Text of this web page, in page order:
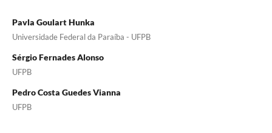
Pavla Goulart Hunka
Universidade Federal da Paraíba - UFPB
Sérgio Fernades Alonso
UFPB
Pedro Costa Guedes Vianna
UFPB